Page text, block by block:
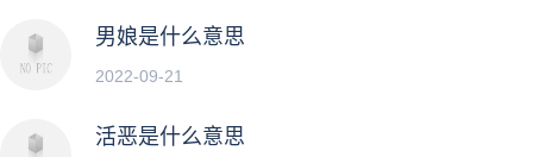
男娘是什么意思
2022-09-21
活恶是什么意思